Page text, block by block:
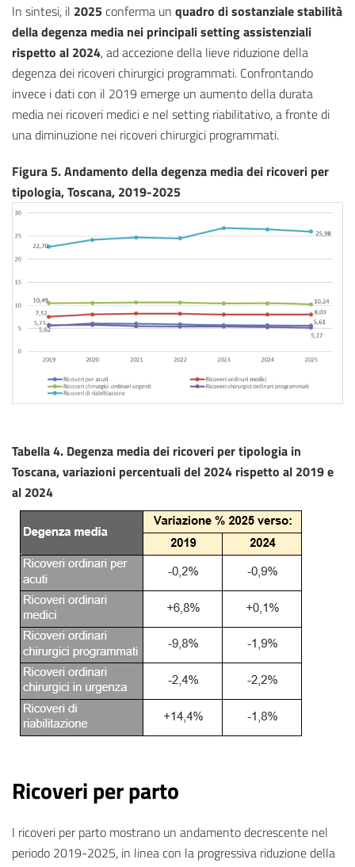
In sintesi, il 2025conferma un quadro di sostanziale stabilità
della degenza media nei principali setting assistenziali
rispetto al 2024, ad accezione della lieve riduzione della
degenza dei ricoveri chirurgici programmati. Confrontando
invece i dati con il 2019 emerge un aumento della durata
media nei ricoveri medici e nel setting riabilitativo, a fronte di
una diminuzione nei ricoveri chirurgici programmati.
Figura 5. Andamento della degenza media dei ricoveri per
tipologia, Toscana, 2019-2025
Tabella 4. Degenza media dei ricoveri per tipologia in
Toscana, variazioni percentuali del 2024 rispetto al 2019 e
al 2024
Ricoveri per parto
I ricoveri per parto mostrano un andamento decrescente nel
periodo 2019-2025, in linea con la progressiva riduzione della